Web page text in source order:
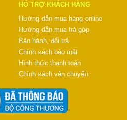
HỖ TRỢ KHÁCH HÀNG
Hướng dẫn mua hàng online
Hướng dẫn mua trả góp
Bảo hành, đổi trả
Chính sách bảo mật
Hình thức thanh toán
Chính sách vận chuyển